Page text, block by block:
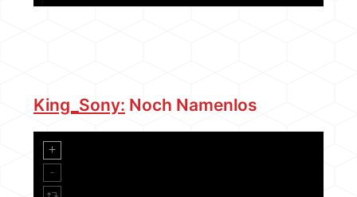
King_Sony: Noch Namenlos